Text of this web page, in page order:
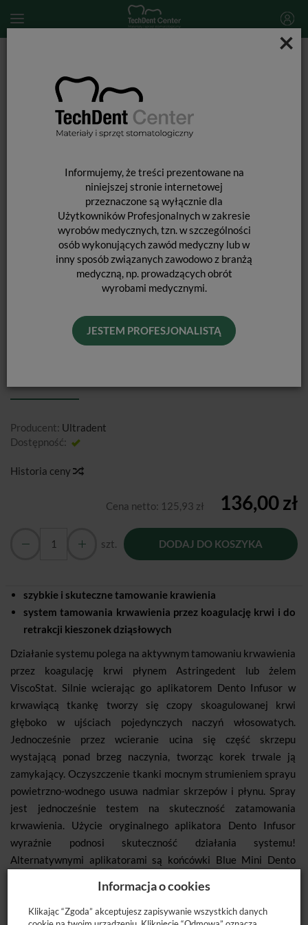
×
Informujemy, że treści prezentowane na
niniejszej stronie internetowej
przeznaczone są wyłącznie dla
Użytkowników Profesjonalnych w zakresie
wyrobów medycznych, tzn. w szczególności
osób wykonujących zawód medyczny lub w
inny sposób związanych zawodowo z branżą
medyczną, np. prowadzących obrót
wyrobami medycznymi.
JESTEM PROFESJONALISTĄ
Preparaty do tamowania krwawienia
ViscoStat / 4 x 1,2ml + 20 x Metal Dento Infusor Tips
Producent: Ultradent
Dostępność:
Historia ceny
Cena netto: 125,93 zł 136,00 zł
szt. DODAJ DO KOSZYKA
szybkie i skuteczne tamowanie krawienia
system tamowania krwawienia przez koagulację krwi i do
retrakcji kieszonek dziąsłowych
Działanie systemu polega na aktywnym tamowaniu krwawienia
przez koagulację krwi płynem Astringedent lub żelem
ViscoStat. Silnie wcierając go aplikatorem Dento Infusor w
krwawiącą tkankę tworzy się czopy skoagulowanej krwi
głęboko w ujściach pojedynczych naczyń włosowatych.
Jednocześnie przez wcieranie ucina się część skrzepu
wystającą ponad brzeg naczynia, tworząc korek trwale ją
zamykający. Oczyszczenie tkanki mocnym strumieniem sprayu
powietrzno-wodnego usuwa nadmiar skrzepów i płynu. Spray
jest jednocześnie testem na skuteczność zatamowania
krwawienia. Użycie oryginalnego aplikatora Dento Infusor
wyraźnie podnosi skuteczność działania systemu!
Alternatywnymi aplikatorami są końcówki Blue Mini Dento
także dziane nici retrakcyjne i specjalny upychacz.
Astringedent jest 16% wodnym roztworem siarczanu żelaza.
Informacja o cookies
Klikając “Zgoda” akceptujesz zapisywanie wszystkich danych